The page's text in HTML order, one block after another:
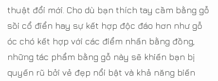
thuật đổi mới. Cho dù bạn thích tay cầm bằng gỗ
sồi cổ điển hay sự kết hợp độc đáo hơn như gỗ
óc chó kết hợp với các điểm nhấn bằng đồng,
những tác phẩm bằng gỗ này sẽ khiến bạn bị
quyến rũ bởi vẻ đẹp nổi bật và khả năng biến